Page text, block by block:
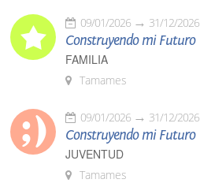
09/01/2026 31/12/2026
Construyendo mi Futuro
FAMILIA
Tamames
09/01/2026 31/12/2026
Construyendo mi Futuro
JUVENTUD
Tamames